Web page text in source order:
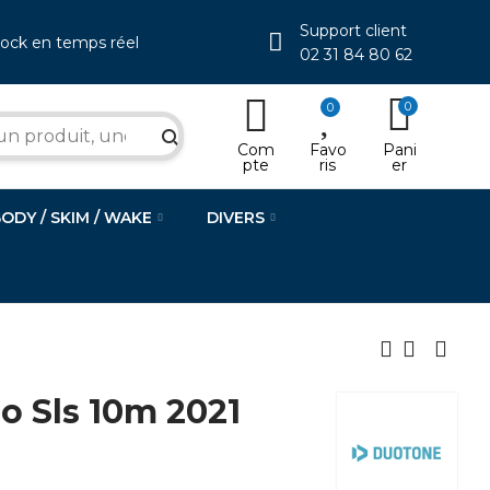
en temps réel
Support client
02 31 84 80 62
search Com
pte
0
Favo
ris
0
Pani
er
/ SKIM / WAKE DIVERS
Sls 10m 2021